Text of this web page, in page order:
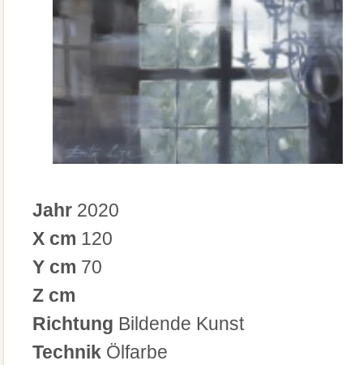
Jahr 2020
X cm 120
Y cm 70
Z cm
Richtung Bildende Kunst
Technik Ölfarbe